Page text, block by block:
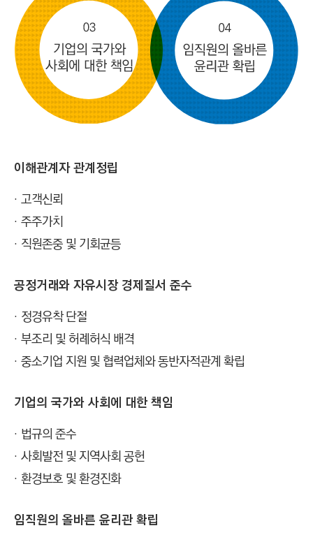
이해관계자 관계정립
고객신뢰
주주가치
직원존중 및 기회균등
공정거래와 자유시장 경제질서 준수
정경유착 단절
부조리 및 허례허식 배격
중소기업 지원 및 협력업체와 동반자적관계 확립
기업의 국가와 사회에 대한 책임
법규의 준수
사회발전 및 지역사회 공헌
환경보호 및 환경진화
임직원의 올바른 윤리관 확립